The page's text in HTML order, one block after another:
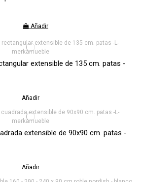
Añadir
extensible de 135 cm. patas -
Añadir
extensible de 90x90 cm. patas -
Añadir